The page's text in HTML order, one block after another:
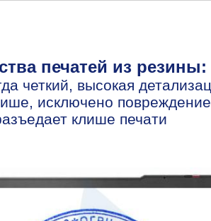
печатей из резины:
четкий, высокая
исключено
клише печати